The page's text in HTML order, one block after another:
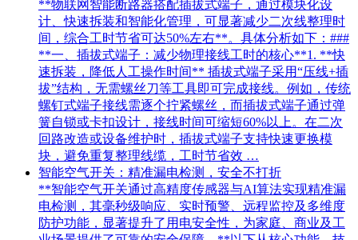
**物联网智能断路器搭配插拔式端子，通过模块化设
计、快速拆装和智能化管理，可显著减少二次线整理时
间，综合工时节省可达50%左右**。具体分析如下：###
**一、插拔式端子：减少物理接线工时的核心**1. **快
速拆装，降低人工操作时间** 插拔式端子采用“压线+插
拔”结构，无需螺丝刀等工具即可完成接线。例如，传统
螺钉式端子接线需逐个拧紧螺丝，而插拔式端子通过弹
簧自锁或卡扣设计，接线时间可缩短60%以上。在二次
回路改造或设备维护时，插拔式端子支持快速更换模
块，避免重复整理线缆，工时节省效 …
智能空气开关：精准漏电检测，安全不打折
**智能空气开关通过高精度传感器与AI算法实现精准漏
电检测，其毫秒级响应、实时预警、远程监控及多维度
防护功能，显著提升了用电安全性，为家庭、商业及工